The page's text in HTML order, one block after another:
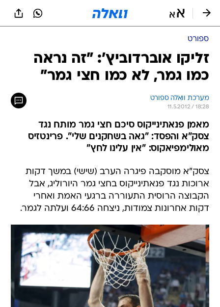
ספורט
זליקו אוברדוביץ': "זה נראה
כמו גמר, לא כמו חצי גמר"
מערכת וואלה ספורט
11.5.2012 / 18:28
מאמן פנאתינייקוס סיכם חצי גמר מותח נגד
צסק"א והפסד: "גאה בשחקנים שלי". פרינטזיס
מאולימפיאקוס: "אין עלינו לחץ"
צסק"א מוסקבה פיגרה הערב (שישי) במשך דקות
ארוכות נגד פנאתינייקוס בחצי גמר היורוליג, אבל
הקבוצה הרוסית התעוררה ברגעי האמת ואחרי
דקות אחרונות צמודות, ניצחה 64:66 ועלתה לגמר.